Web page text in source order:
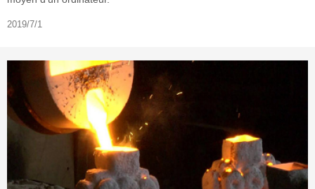
2019/7/1